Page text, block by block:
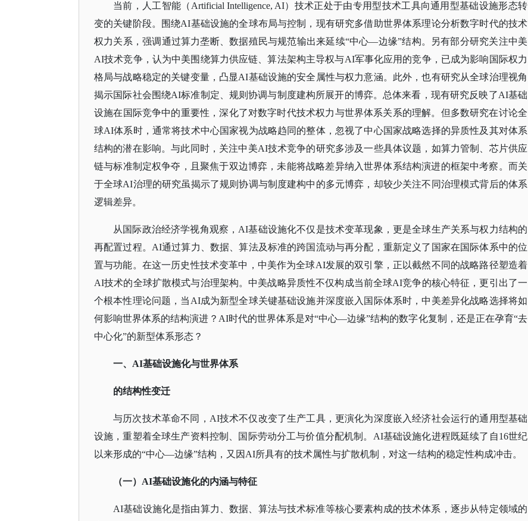
当前，人工智能（ Artificial Intelligence, AI）技术正处于由专用型技术工具向通用型基础设施形态转
变的关键阶段。围绕AI基础设施的全球布局与控制，现有研究多借助世界体系理论分析数字时代的技术
权力关系，强调通过算力垄断、数据殖民与规范输出来延续“中心—边缘”结构。另有部分研究关注中美
AI技术竞争，认为中美围绕算力供应链、算法架构主导权与AI军事化应用的竞争，已成为影响国际权力
格局与战略稳定的关键变量，凸显AI基础设施的安全属性与权力意涵。此外，也有研究从全球治理视角
揭示国际社会围绕AI标准制定、规则协调与制度建构所展开的博弈。总体来看，现有研究反映了AI基础
设施在国际竞争中的重要性，深化了对数字时代技术权力与世界体系关系的理解。但多数研究在讨论全
球AI体系时，通常将技术中心国家视为战略趋同的整体，忽视了中心国家战略选择的异质性及其对体系
结构的潜在影响。与此同时，关注中美AI技术竞争的研究多涉及一些具体议题，如算力管制、芯片供应
链与标准制定权争夺，且聚焦于双边博弈，未能将战略差异纳入世界体系结构演进的框架中考察。而关
于全球AI治理的研究虽揭示了规则协调与制度建构中的多元博弈，却较少关注不同治理模式背后的体系
逻辑差异。
从国际政治经济学视角观察， AI基础设施化不仅是技术变革现象，更是全球生产关系与权力结构的
再配置过程。AI通过算力、数据、算法及标准的跨国流动与再分配，重新定义了国家在国际体系中的位
置与功能。在这一历史性技术变革中，中美作为全球AI发展的双引擎，正以截然不同的战略路径塑造着
AI技术的全球扩散模式与治理架构。中美战略异质性不仅构成当前全球AI竞争的核心特征，更引出了一
个根本性理论问题，当AI成为新型全球关键基础设施并深度嵌入国际体系时，中美差异化战略选择将如
何影响世界体系的结构演进？AI时代的世界体系是对“中心—边缘”结构的数字化复制，还是正在孕育“去
中心化”的新型体系形态？
一、 AI基础设施化与世界体系
的结构性变迁
与历次技术革命不同， AI技术不仅改变了生产工具，更演化为深度嵌入经济社会运行的通用型基础
设施，重塑着全球生产资料控制、国际劳动分工与价值分配机制。AI基础设施化进程既延续了自16世纪
以来形成的“中心—边缘”结构，又因AI所具有的技术属性与扩散机制，对这一结构的稳定性构成冲击。
（一） AI基础设施化的内涵与特征
AI基础设施化是指由算力、数据、算法与技术标准等核心要素构成的技术体系，逐步从特定领域的